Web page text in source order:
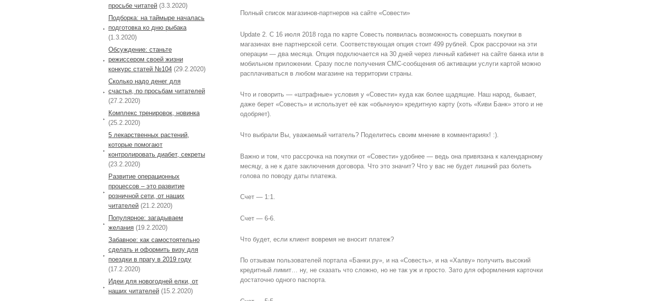
Полный список магазинов-партнеров на сайте «Совести»
Update 2. C 16 июля 2018 года по карте Совесть появилась возможность совершать покупки в
магазинах вне партнерской сети. Соответствующая опция стоит 499 рублей. Срок рассрочки на эти
операции — два месяца. Опция подключается на 30 дней через личный кабинет на сайте банка или в
мобильном приложении. Сразу после получения СМС-сообщения об активации услуги картой можно
расплачиваться в любом магазине на территории страны.
Что и говорить — «штрафные» условия у «Совести» куда как более щадящие. Наш народ, бывает,
даже берет «Совесть» и использует её как «обычную» кредитную карту (хоть «Киви Банк» этого и не
одобряет).
Что выбрали Вы, уважаемый читатель? Поделитесь своим мнение в комментариях! :).
Важно и том, что рассрочка на покупки от «Совести» удобнее — ведь она привязана к календарному
месяцу, а не к дате заключения договора. Что это значит? Что у вас не будет лишний раз болеть
голова по поводу даты платежа.
Счет — 1:1.
Счет — 6-6.
Что будет, если клиент вовремя не вносит платеж?
По отзывам пользователей портала «Банки.ру», и на «Совесть», и на «Халву» получить высокий
кредитный лимит… ну, не сказать что сложно, но не так уж и просто. Зато для оформления карточки
достаточно одного паспорта.
просьбе читатей (3.3.2020)
Подборка: на таймыре началась
подготовка ко дню рыбака
(1.3.2020)
Обсуждение: станьте
режиссером своей жизни
конкурс статей №104 (29.2.2020)
Сколько надо денег для
счастья, по просьбам читателей
(27.2.2020)
Комплекс тренировок, новинка
(25.2.2020)
5 лекарственных растений,
которые помогают
контролировать диабет, секреты
(23.2.2020)
Развитие операционных
процессов – это развитие
розничной сети, от наших
читателей (21.2.2020)
Популярное: загадываем
желания (19.2.2020)
Забавное: как самостоятельно
сделать и оформить визу для
поездки в прагу в 2019 году
(17.2.2020)
Идеи для новогодней елки, от
наших читателей (15.2.2020)